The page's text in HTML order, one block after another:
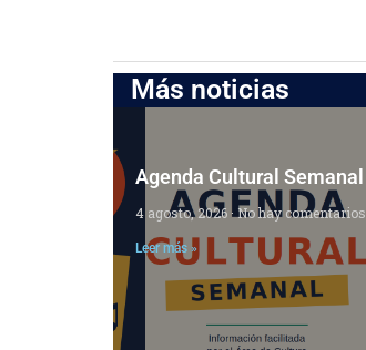
Más noticias
Agenda Cultural Semanal
4 agosto, 2026 No hay comentarios
Leer más »